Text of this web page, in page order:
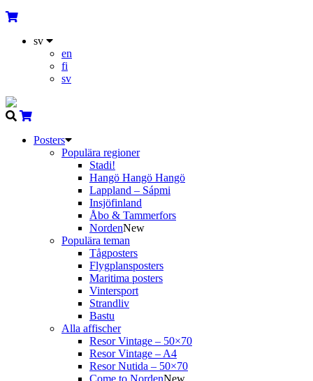
sv
en
fi
sv
Posters
Populära regioner
Stadi!
Hangö Hangö Hangö
Lappland – Sápmi
Insjöfinland
Åbo & Tammerfors
NordenNew
Populära teman
Tågposters
Flygplansposters
Maritima posters
Vintersport
Strandliv
Bastu
Alla affischer
Resor Vintage – 50×70
Resor Vintage – A4
Resor Nutida – 50×70
Come to NordenNew